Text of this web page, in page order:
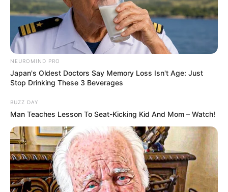
NEUROMIND PRO
Japan's Oldest Doctors Say Memory Loss Isn't Age: Just
Stop Drinking These 3 Beverages
BUZZ DAY
Man Teaches Lesson To Seat-Kicking Kid And Mom – Watch!